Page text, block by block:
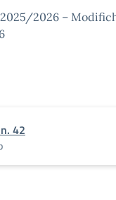
2026 –
42